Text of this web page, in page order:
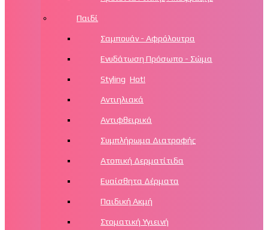
Παιδί
Σαμπουάν - Αφρόλουτρα
Ενυδάτωση Πρόσωπο - Σώμα
Styling Hot!
Αντιηλιακά
Αντιφθειρικά
Συμπλήρωμα Διατροφής
Ατοπική Δερματίτιδα
Ευαίσθητα Δέρματα
Παιδική Ακμή
Στοματική Υγιεινή